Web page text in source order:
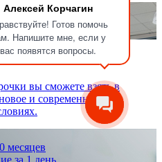
Алексей Корчагин
Готов помочь
Напишите мне, если у
вас появятся вопросы.
вы сможете взять в
и современное
месяцев